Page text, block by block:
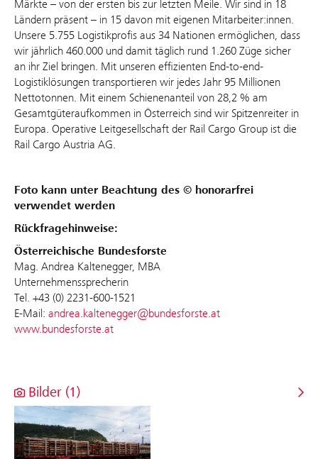
Märkte – von der ersten bis zur letzten Meile. Wir sind in 18
Ländern präsent – in 15 davon mit eigenen Mitarbeiter:innen.
Unsere 5.755 Logistikprofis aus 34 Nationen ermöglichen, dass
wir jährlich 460.000 und damit täglich rund 1.260 Züge sicher
an ihr Ziel bringen. Mit unseren effizienten End-to-end-
Logistiklösungen transportieren wir jedes Jahr 95 Millionen
Nettotonnen. Mit einem Schienenanteil von 28,2 % am
Gesamtgüteraufkommen in Österreich sind wir Spitzenreiter in
Europa. Operative Leitgesellschaft der Rail Cargo Group ist die
Rail Cargo Austria AG.
Foto kann unter Beachtung des © honorarfrei
verwendet werden
Rückfragehinweise:
Österreichische Bundesforste
Mag. Andrea Kaltenegger, MBA
Unternehmenssprecherin
Tel. +43 (0) 2231-600-1521
E-Mail: andrea.kaltenegger@bundesforste.at
www.bundesforste.at
Bilder (1)